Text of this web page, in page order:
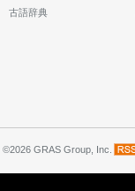
古語辞典
©2026 GRAS Group, Inc.